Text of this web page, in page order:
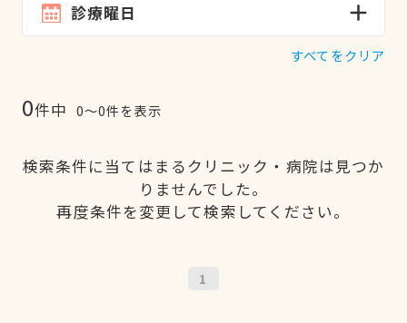
診療曜日
すべてをクリア
0件中 0〜0件を表示
検索条件に当てはまるクリニック・病院は見つか
りませんでした。
再度条件を変更して検索してください。
1